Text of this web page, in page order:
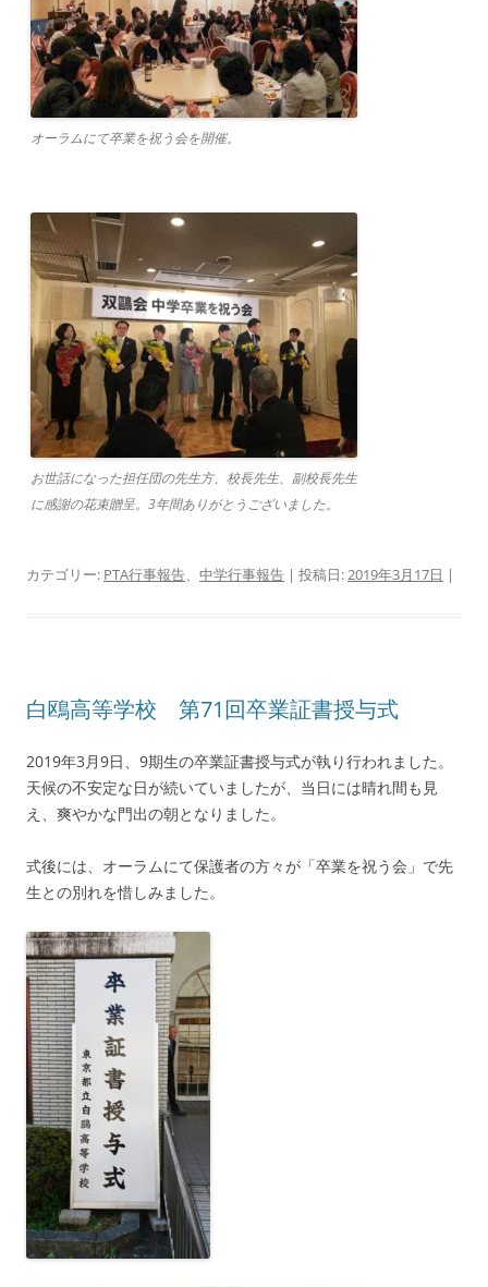
オーラムにて卒業を祝う会を開催。
お世話になった担任団の先生方、校長先生、副校長先生
に感謝の花束贈呈。3年間ありがとうございました。
カテゴリー: PTA行事報告 中学行事報告 | 投稿日: 2019年3月17日 |
白鴎高等学校 第71回卒業証書授与式
2019年3月9日、9期生の卒業証書授与式が執り行われました。
天候の不安定な日が続いていましたが、当日には晴れ間も見
え、爽やかな門出の朝となりました。
式後には、オーラムにて保護者の方々が「卒業を祝う会」で先
生との別れを惜しみました。